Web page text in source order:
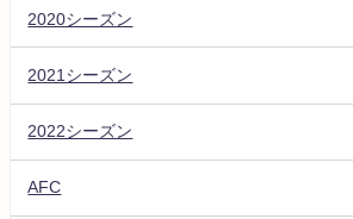
2020シーズン
2021シーズン
2022シーズン
AFC